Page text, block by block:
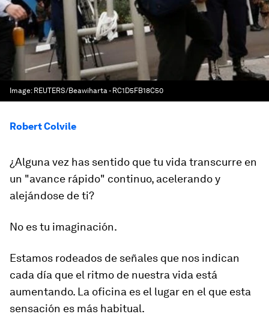
Image: REUTERS/Beawiharta - RC1D5FB18C50
Robert Colvile
¿Alguna vez has sentido que tu vida transcurre en
un "avance rápido" continuo, acelerando y
alejándose de ti?
No es tu imaginación.
Estamos rodeados de señales que nos indican
cada día que el ritmo de nuestra vida está
aumentando. La oficina es el lugar en el que esta
sensación es más habitual.